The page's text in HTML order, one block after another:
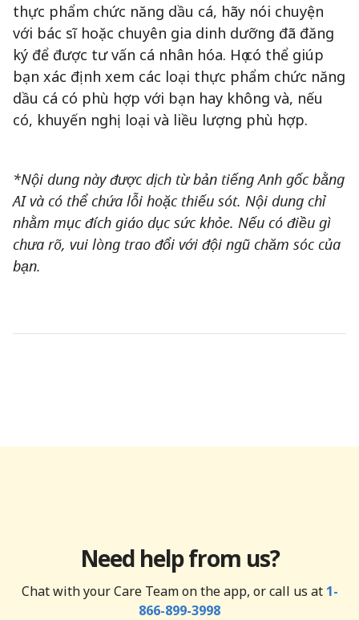
thực phẩm chức năng dầu cá, hãy nói chuyện
với bác sĩ hoặc chuyên gia dinh dưỡng đã đăng
ký để được tư vấn cá nhân hóa. Họ có thể giúp
bạn xác định xem các loại thực phẩm chức năng
dầu cá có phù hợp với bạn hay không và, nếu
có, khuyến nghị loại và liều lượng phù hợp.
*Nội dung này được dịch từ bản tiếng Anh gốc bằng
AI và có thể chứa lỗi hoặc thiếu sót. Nội dung chỉ
nhằm mục đích giáo dục sức khỏe. Nếu có điều gì
chưa rõ, vui lòng trao đổi với đội ngũ chăm sóc của
bạn.
Need help from us?
Chat with your Care Team on the app, or call us at 1-
866-899-3998